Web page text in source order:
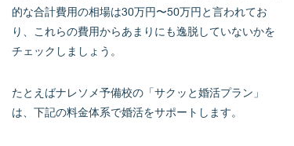
的な合計費用の相場は30万円〜50万円と言われてお
り、これらの費用からあまりにも逸脱していないかを
チェックしましょう。
たとえばナレソメ予備校の「サクッと婚活プラン」
は、下記の料金体系で婚活をサポートします。